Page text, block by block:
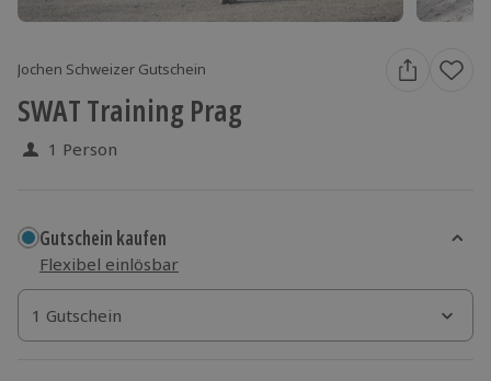
Jochen Schweizer Gutschein
SWAT Training Prag
1 Person
Gutschein kaufen
Flexibel einlösbar
1 Gutschein
1 Gutschein
1 Gutschein